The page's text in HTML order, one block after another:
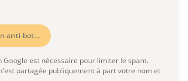
anti-bot…
Google est nécessaire pour limiter le spam.
partagée publiquement à part votre nom et